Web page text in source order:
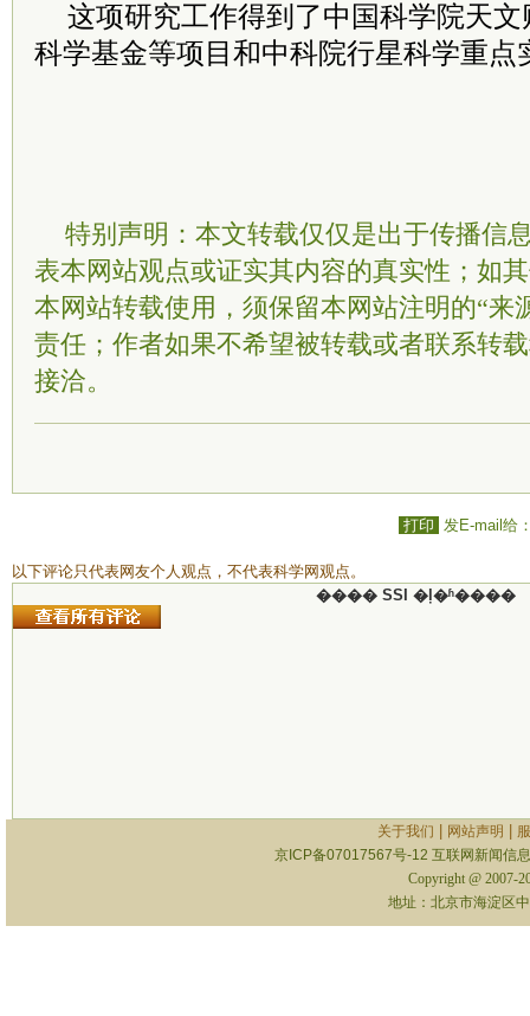
这项研究工作得到了中国科学院天
科学基金等项目和中科院行星科学重点
特别声明：本文转载仅仅是出于传播信
表本网站观点或证实其内容的真实性；如
本网站转载使用，须保留本网站注明的“来
责任；作者如果不希望被转载或者联系转
接洽。
打印 发E-mail给
以下评论只代表网友个人观点，不代表科学网观点。
���� SSI �ļ�ʱ����
关于我们 网站声明
京ICP备07017567号-12 互联网新闻信
Copyright @ 2007-
地址：北京市海淀区